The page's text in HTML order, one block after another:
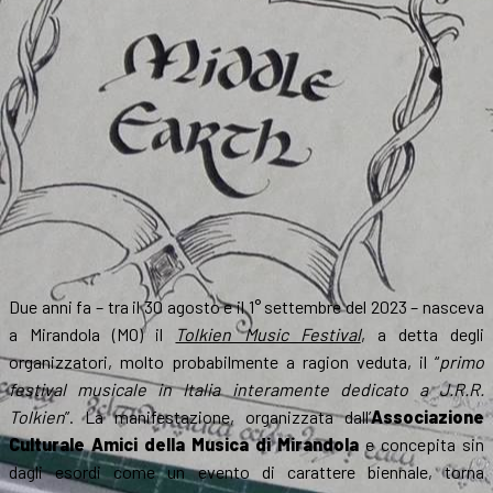
Due anni fa – tra il 30 agosto e il 1° settembre del 2023 – nasceva
a Mirandola (MO) il
Tolkien Music Festival, a detta degli
organizzatori, molto probabilmente a ragion veduta, il “primo
festival musicale in Italia interamente dedicato a J.R.R.
Tolkien”. La manifestazione, organizzata dall’Associazione
Culturale Amici della Musica di Mirandola e concepita sin
dagli esordi come un evento di carattere biennale, torna